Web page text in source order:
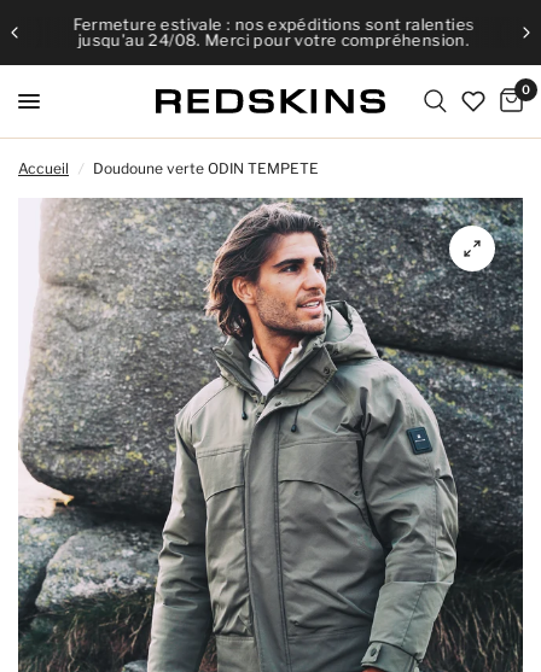
Fermeture estivale : nos expéditions sont ralenties
jusqu'au 24/08. Merci pour votre compréhension.
0
Accueil / Doudoune verte ODIN TEMPETE